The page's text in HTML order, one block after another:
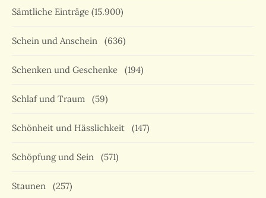
Sämtliche Einträge (15.900)
Schein und Anschein (636)
Schenken und Geschenke (194)
Schlaf und Traum (59)
Schönheit und Hässlichkeit (147)
Schöpfung und Sein (571)
Staunen (257)